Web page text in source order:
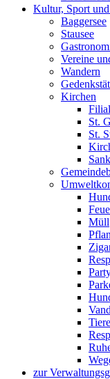
Kultur, Sport
Baggersee
Stausee
Vereine
Wandern
Kirchen
St.
St.
Müll
Tiere
zur